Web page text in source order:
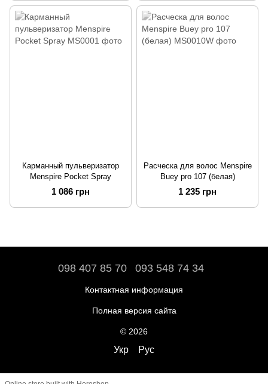
Карманный пульверизатор
Menspire Pocket Spray
1 086 грн
Расческа для волос Menspire
Buey pro 107 (белая)
1 235 грн
098 407 85 70 093 548 74 34
Контактная информация
Полная версия сайта
© 2026
Укр Рус